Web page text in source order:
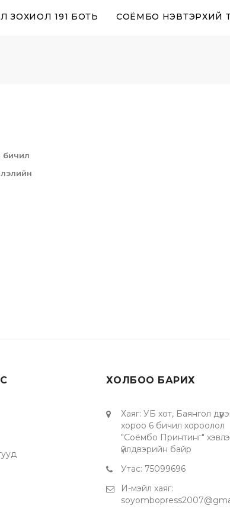
ЗОХИОЛ 191 БОТЬ СОЁМБО НЭВТЭРХИЙ
бичил
ХОЛБОО БАРИХ
Хаяг: УБ хот, Баянгол
хороо 6 бичил хороолол
"Соёмбо Принтинг"
үйлдвэрийн байр
Утас: 75099696
И-мэйл хаяг: